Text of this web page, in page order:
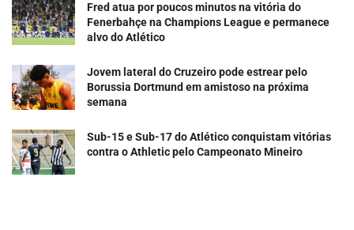
Fred atua por poucos minutos na vitória do
Fenerbahçe na Champions League e permanece
alvo do Atlético
Jovem lateral do Cruzeiro pode estrear pelo
Borussia Dortmund em amistoso na próxima
semana
Sub-15 e Sub-17 do Atlético conquistam vitórias
contra o Athletic pelo Campeonato Mineiro